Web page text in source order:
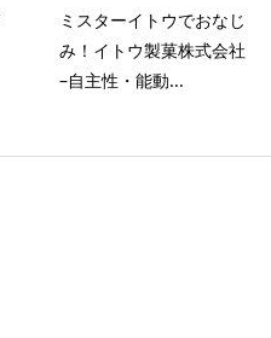
ミスターイトウでおなじ
み！イトウ製菓株式会社
–自主性・能動...